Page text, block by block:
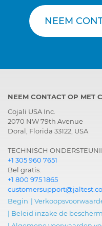
NEEM
NEEM CONTACT OP MET
Cojali USA Inc.
2070 NW 79th Avenue
Doral, Florida 33122, USA
TECHNISCH
+1 305 960 7651
Bel gratis:
+1 800 975 1865
Begin |
| Beleid inzake de